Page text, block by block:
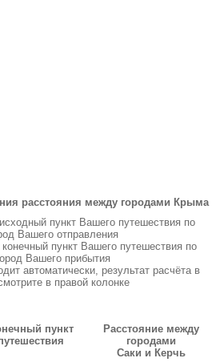
расстояния между городами Крыма
пункт Вашего путешествия по
Вашего отправления
пункт Вашего путешествия по
Вашего прибытия
автоматически, результат расчёта в
в правой колонке
пункт
Расстояние между
городами
Саки и Керчь